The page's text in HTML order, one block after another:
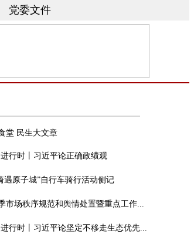
党委文件
堂 民生大文章
行时丨习近平论正确政绩观
遇原子城”自行车骑行活动侧记
市场秩序规范和舆情处置暨重点工作...
行时丨习近平论坚定不移走生态优先...